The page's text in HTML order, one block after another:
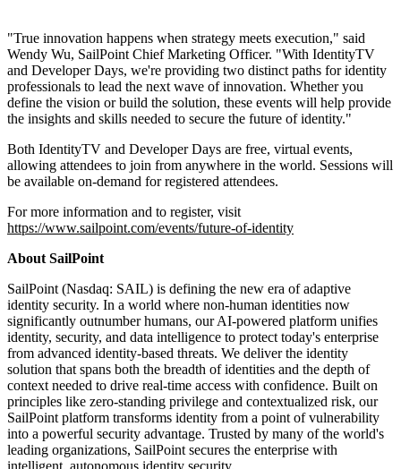
"True innovation happens when strategy meets execution," said
Wendy Wu, SailPoint Chief Marketing Officer. "With IdentityTV
and Developer Days, we're providing two distinct paths for identity
professionals to lead the next wave of innovation. Whether you
define the vision or build the solution, these events will help provide
the insights and skills needed to secure the future of identity."
Both IdentityTV and Developer Days are free, virtual events,
allowing attendees to join from anywhere in the world. Sessions will
be available on-demand for registered attendees.
For more information and to register, visit
https://www.sailpoint.com/events/future-of-identity
About SailPoint
SailPoint (Nasdaq: SAIL) is defining the new era of adaptive
identity security. In a world where non-human identities now
significantly outnumber humans, our AI-powered platform unifies
identity, security, and data intelligence to protect today's enterprise
from advanced identity-based threats. We deliver the identity
solution that spans both the breadth of identities and the depth of
context needed to drive real-time access with confidence. Built on
principles like zero-standing privilege and contextualized risk, our
SailPoint platform transforms identity from a point of vulnerability
into a powerful security advantage. Trusted by many of the world's
leading organizations, SailPoint secures the enterprise with
intelligent, autonomous identity security.